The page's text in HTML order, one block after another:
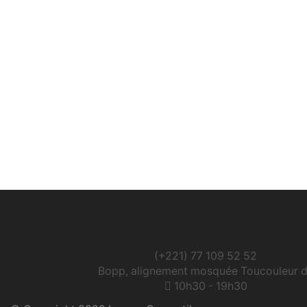
(+221) 77 109 52 52
Bopp, alignement mosquée Toucouleur
10h30 - 19h30